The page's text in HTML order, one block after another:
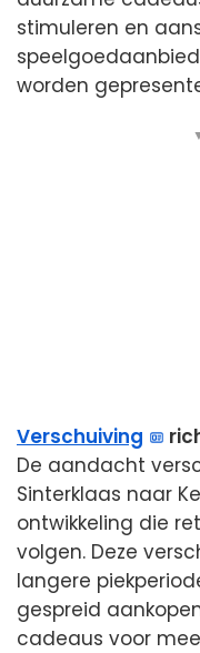
stimuleren en
worden
Verschuiving
De aandacht
Sinterklaas naar
ontwikkeling die
volgen. Deze
langere
gespreid
cadeaus voor